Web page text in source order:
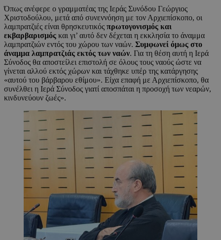
Όπως ανέφερε ο γραμματέας της Ιεράς Συνόδου Γεώργιος
Χριστοδούλου, μετά από συνεννόηση με τον Αρχιεπίσκοπο, οι
λαμπρατζιές είναι θρησκευτικός πρωτογονισμός και
εκβαρβαρισμός και γι’ αυτό δεν δέχεται η εκκλησία το άναμμα
λαμπρατζιών εντός του χώρου των ναών. Συμφωνεί όμως στο
άναμμα λαμπρατζιάς εκτός των ναών. Για τη θέση αυτή η Ιερά
Σύνοδος θα αποστείλει επιστολή σε όλους τους ναούς ώστε να
γίνεται αλλού εκτός χώρων και τάχθηκε υπέρ της κατάργησης
«αυτού του βάρβαρου εθίμου». Είχα επαφή με Αρχιεπίσκοπο, θα
συνέλθει η Ιερά Σύνοδος γιατί αποσπάται η προσοχή των νεαρών,
κινδυνεύουν ζωές».